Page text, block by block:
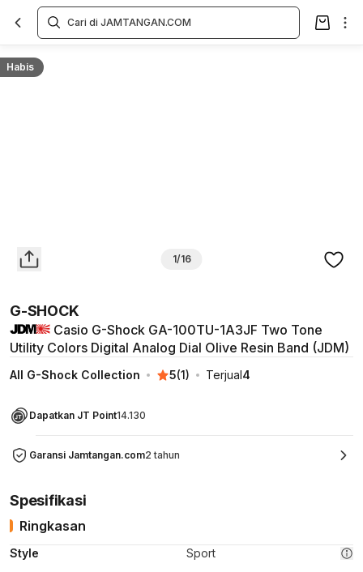
Habis
1/16
G-SHOCK
Casio G-Shock GA-100TU-1A3JF Two Tone
Utility Colors Digital Analog Dial Olive Resin Band (JDM)
All G-Shock Collection 5(1) Terjual4
Dapatkan JT Point14.130
Garansi Jamtangan.com2 tahun
Overview
Spesifikasi
Ringkasan
Style Sport